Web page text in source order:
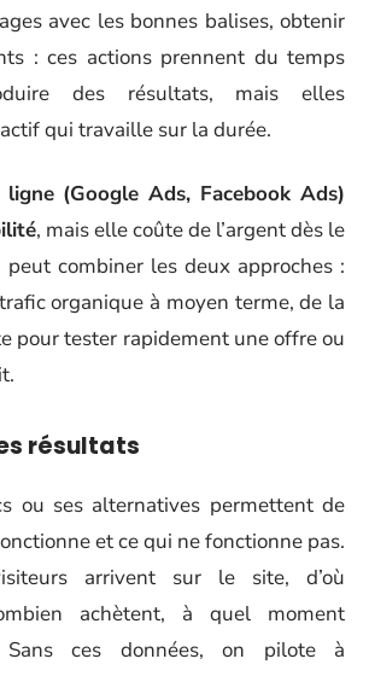
avec les bonnes balises, obtenir
: ces actions prennent du temps
des résultats, mais elles
qui travaille sur la durée.
(Google Ads, Facebook Ads)
, mais elle coûte de l’argent dès le
peut combiner les deux approches :
organique à moyen terme, de la
pour tester rapidement une offre ou
résultats
ou ses alternatives permettent de
et ce qui ne fonctionne pas.
arrivent sur le site, d’où
achètent, à quel moment
Sans ces données, on pilote à